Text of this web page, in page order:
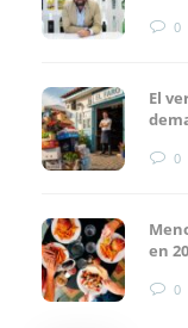
0
El
0
en
0